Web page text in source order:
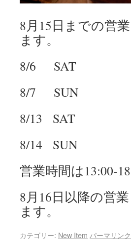
8月 15日までの営
ます。
8/6 SAT
8/7 SUN
8/13 SAT
8/14 SUN
営業時間は13:00-
8月 16日以降の営
ます。
カテゴリー: New Item パーマリンク